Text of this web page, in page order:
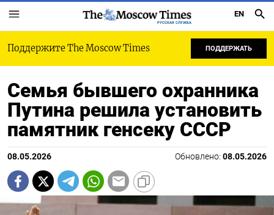
РУССКАЯ СЛУЖБА
EN
Поддержите The Moscow Times ПОДДЕРЖАТЬ
Семья бывшего охранника
Путина решила установить
памятник генсеку СССР
08.05.2026 Обновлено: 08.05.2026